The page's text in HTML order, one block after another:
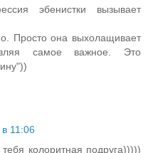
эбенистки вызывает
Просто она выхолащивает
самое важное. Это
в 11:06
колоритная подруга)))))